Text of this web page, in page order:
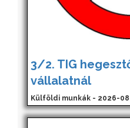
3/2. TIG
vállalatnál
Külföldi munkák - 2026-